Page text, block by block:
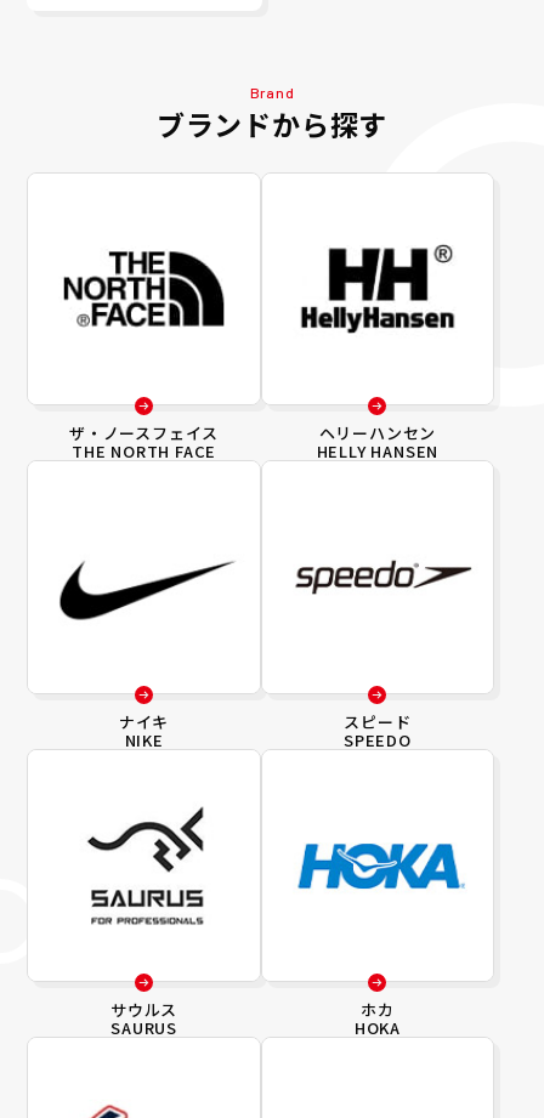
Brand
ブランドから探す
ザ・ノースフェイス
THE NORTH FACE
ヘリーハンセン
HELLY HANSEN
ナイキ
NIKE
スピード
SPEEDO
サウルス
SAURUS
ホカ
HOKA